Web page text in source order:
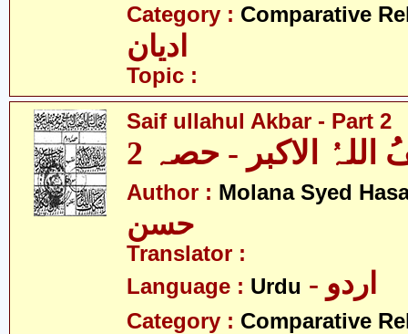
Category : Comparative
ادیان
Topic :
Saif ullahul Akbar - Part 2
الاکبر - حصہ 2
Author : Molana Syed
حسن
Translator :
Language : Urdu - اردو
Category : Comparative